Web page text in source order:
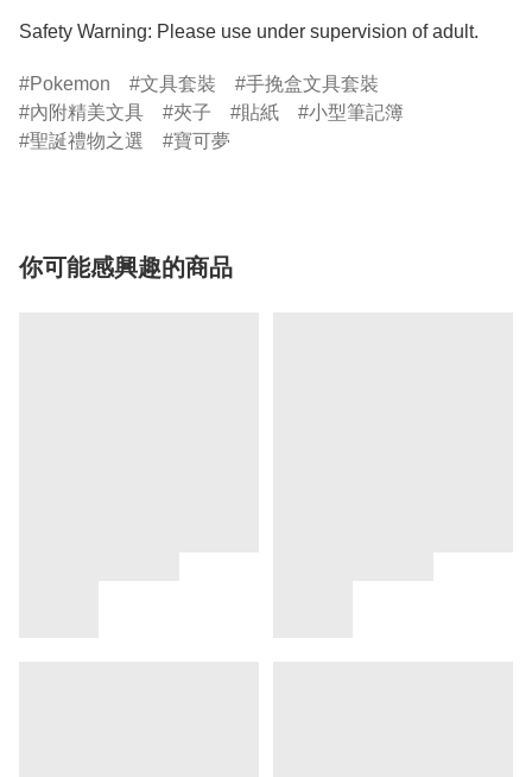
Safety Warning: Please use under supervision of adult.
Pokemon 文具套裝
手挽盒文具套裝
內附精美文具
夾子 貼紙
小型筆記簿
聖誕禮物之選
寶可夢
你可能感興趣的商品